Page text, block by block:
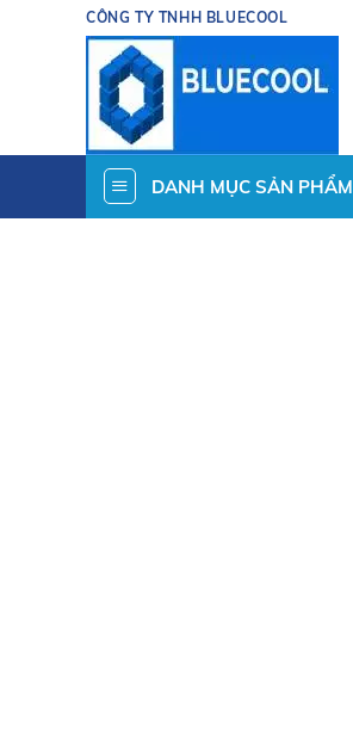
CÔNG TY TNHH BLUECOOL
DANH MỤC SẢN PHẨM